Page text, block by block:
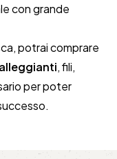
con grande
potrai comprare
, fili,
per poter